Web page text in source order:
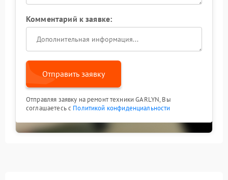
Комментарий к заявке:
Отправить заявку
Отправляя заявку на ремонт техники GARLYN, Вы
соглашаетесь с Политикой конфиденциальности